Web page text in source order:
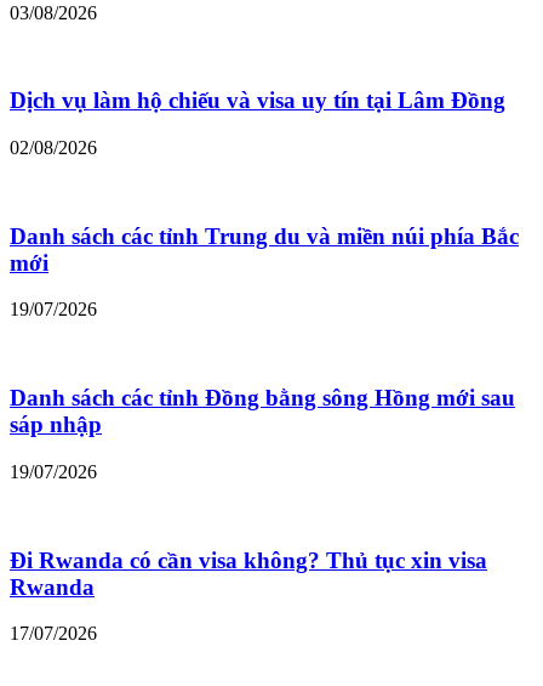
03/08/2026
Dịch vụ làm hộ chiếu và visa uy tín tại Lâm Đồng
02/08/2026
Danh sách các tỉnh Trung du và miền núi phía Bắc
mới
19/07/2026
Danh sách các tỉnh Đồng bằng sông Hồng mới sau
sáp nhập
19/07/2026
Đi Rwanda có cần visa không? Thủ tục xin visa
Rwanda
17/07/2026